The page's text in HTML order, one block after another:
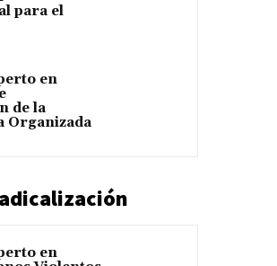
para el
en
de la
Organizada
en